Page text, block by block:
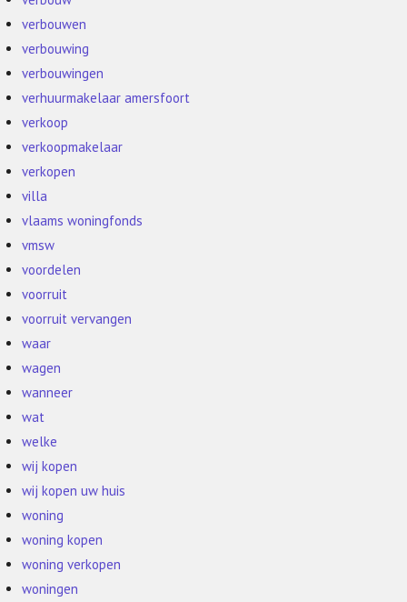
verbouwen
verbouwing
verbouwingen
verhuurmakelaar amersfoort
verkoop
verkoopmakelaar
verkopen
villa
vlaams woningfonds
vmsw
voordelen
voorruit
voorruit vervangen
waar
wagen
wanneer
wat
welke
wij kopen
wij kopen uw huis
woning
woning kopen
woning verkopen
woningen